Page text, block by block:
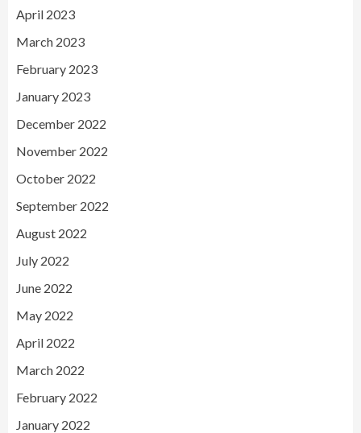
April 2023
March 2023
February 2023
January 2023
December 2022
November 2022
October 2022
September 2022
August 2022
July 2022
June 2022
May 2022
April 2022
March 2022
February 2022
January 2022